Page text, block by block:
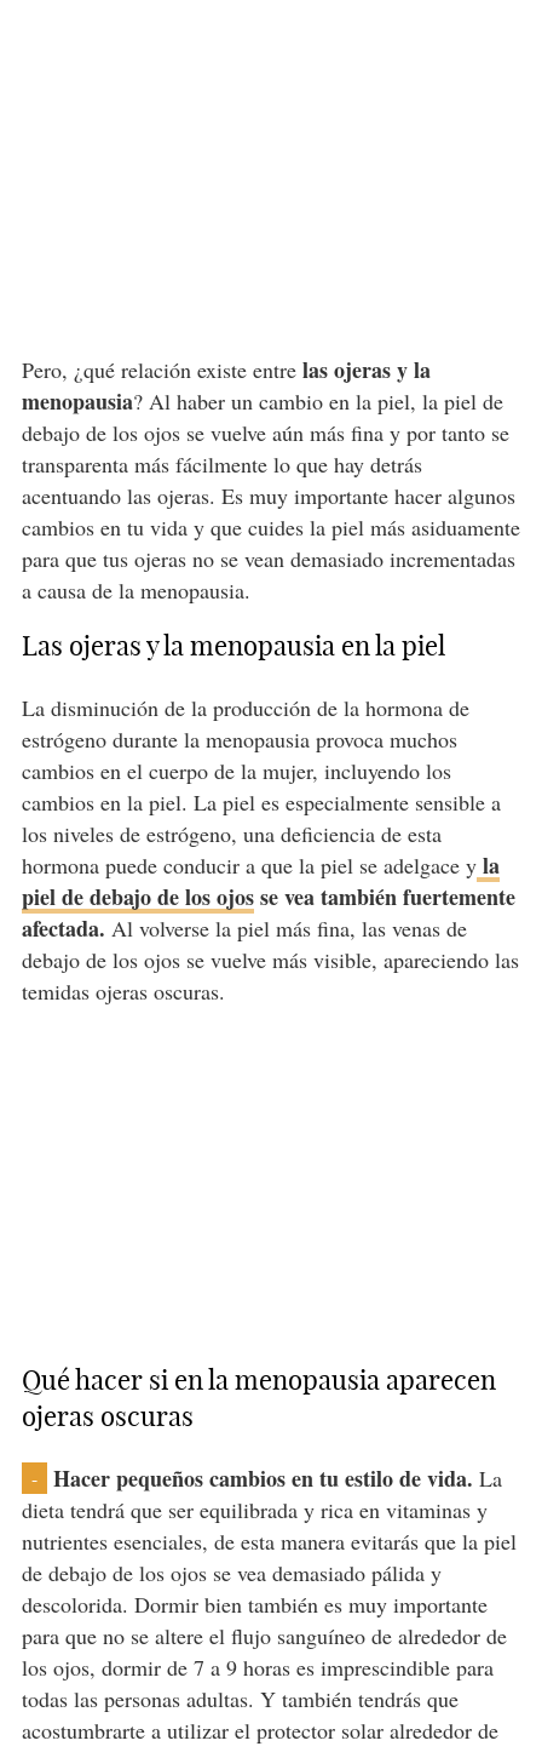
Pero, ¿qué relación existe entre las ojeras y la
menopausia? Al haber un cambio en la piel, la piel de
debajo de los ojos se vuelve aún más fina y por tanto se
transparenta más fácilmente lo que hay detrás
acentuando las ojeras. Es muy importante hacer algunos
cambios en tu vida y que cuides la piel más asiduamente
para que tus ojeras no se vean demasiado incrementadas
a causa de la menopausia.
Las ojeras y la menopausia en la piel
La disminución de la producción de la hormona de
estrógeno durante la menopausia provoca muchos
cambios en el cuerpo de la mujer, incluyendo los
cambios en la piel. La piel es especialmente sensible a
los niveles de estrógeno, una deficiencia de esta
hormona puede conducir a que la piel se adelgace yla
piel de debajo de los ojosse vea también fuertemente
afectada. Al volverse la piel más fina, las venas de
debajo de los ojos se vuelve más visible, apareciendo las
temidas ojeras oscuras.
Qué hacer si en la menopausia aparecen
ojeras oscuras
- Hacer pequeños cambios en tu estilo de vida. La
dieta tendrá que ser equilibrada y rica en vitaminas y
nutrientes esenciales, de esta manera evitarás que la piel
de debajo de los ojos se vea demasiado pálida y
descolorida. Dormir bien también es muy importante
para que no se altere el flujo sanguíneo de alrededor de
los ojos, dormir de 7 a 9 horas es imprescindible para
todas las personas adultas. Y también tendrás que
acostumbrarte a utilizar el protector solar alrededor de